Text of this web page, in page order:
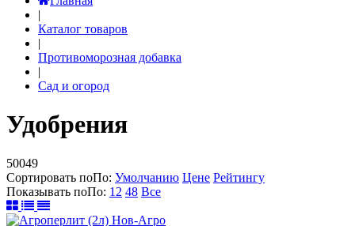
|
Каталог товаров
|
Противоморозная добавка
|
Сад и огород
Удобрения
50049
Сортировать поПо: Умолчанию Цене Рейтингу
Показывать поПо: 12 48 Все